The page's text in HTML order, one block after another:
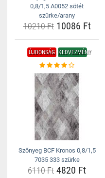
0,8/1,5 A0052 sötét
szürke/arany
10210 Ft10086 Ft
ÚJDONSÁG KEDVEZMÉNY
Szőnyeg BCF Kronos 0,8/1,5
7035 333 szürke
6110 Ft 4820 Ft